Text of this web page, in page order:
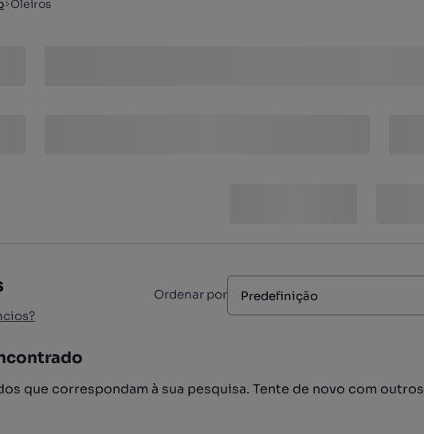
Oleiros
Ordenar por Predefinição
que correspondam à sua pesquisa. Tente de novo com outros